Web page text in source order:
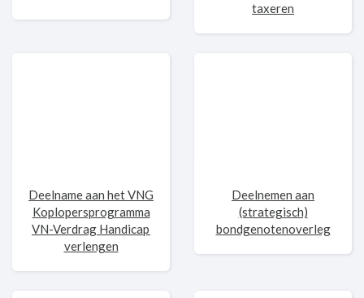
taxeren
Deelname aan het VNG
Koplopersprogramma
VN-Verdrag Handicap
verlengen
Deelnemen aan
(strategisch)
bondgenotenoverleg